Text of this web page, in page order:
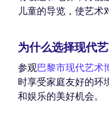
儿童的导览，使艺术
为什么选择现代
参观巴黎市现代艺术
时享受家庭友好的环
和娱乐的美好机会。